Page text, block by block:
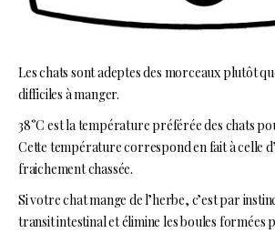
Les chats sont adeptes des morceaux plutôt
difficiles à manger.
38°C est la température préférée des chats
Cette température correspond en fait à celle
fraichement chassée.
Si votre chat mange de l’herbe, c’est par
transit intestinal et élimine les boules formées